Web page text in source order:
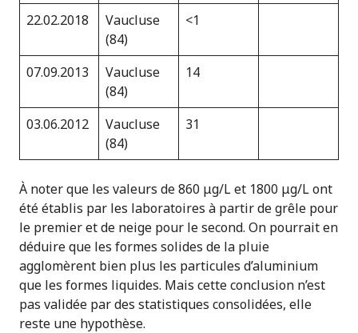
22.02.2018
Vaucluse
(84)
<1
07.09.2013
Vaucluse
(84)
14
03.06.2012
Vaucluse
(84)
31
À noter que les valeurs de 860 μg/L et 1800 μg/L ont
été établis par les laboratoires à partir de grêle pour
le premier et de neige pour le second. On pourrait en
déduire que les formes solides de la pluie
agglomèrent bien plus les particules d’aluminium
que les formes liquides. Mais cette conclusion n’est
pas validée par des statistiques consolidées, elle
reste une hypothèse.